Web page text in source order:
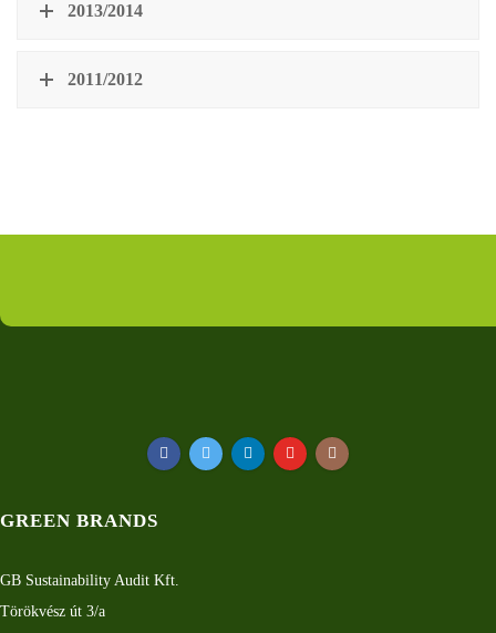
2013/2014
2011/2012
GREEN BRANDS
GB Sustainability Audit Kft.
Törökvész út 3/a